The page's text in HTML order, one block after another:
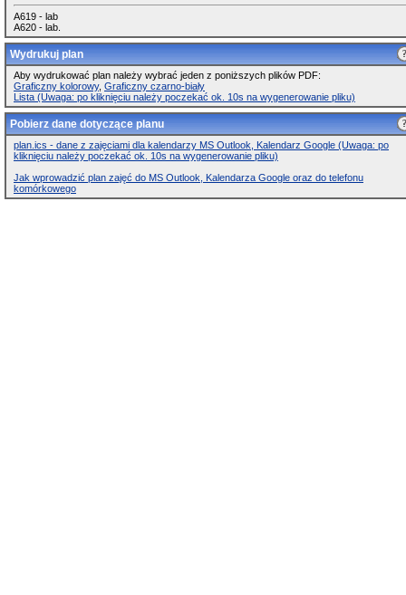
A619 - lab
A620 - lab.
Wydrukuj plan
Aby wydrukować plan należy wybrać jeden z poniższych plików PDF:
Graficzny kolorowy, Graficzny czarno-biały
Lista (Uwaga: po kliknięciu należy poczekać ok. 10s na wygenerowanie pliku)
Pobierz dane dotyczące planu
plan.ics - dane z zajęciami dla kalendarzy MS Outlook, Kalendarz Google (Uwaga: po
kliknięciu należy poczekać ok. 10s na wygenerowanie pliku)
Jak wprowadzić plan zajęć do MS Outlook, Kalendarza Google oraz do telefonu
komórkowego